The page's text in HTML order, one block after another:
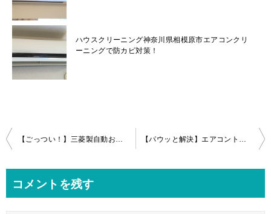
ハウスクリーニング神奈川県相模原市エアコンクリ
ーニングで防カビ対策！
投
ビ
【ごっつい！】三菱製自動お掃除エアコン（MSZ‐ZW5618‐W）の分解クリーニングin調布 【パウッと解決】エアコントラブル！中に入り込んだキッチンタオル救出作戦in横浜港北
コメントを残す